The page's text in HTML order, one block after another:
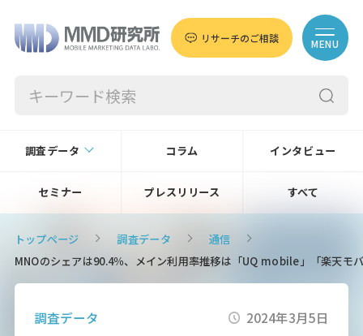
リサーチのご相談 MENU
調査データ コラム インタビュー
セミナー プレスリリース すべて
トップページ 調査データ
通信
MNOのシェアは90.4％、メイン利用率推移は「UQ mobile」「楽天モ
調査データ 2024年3月5日